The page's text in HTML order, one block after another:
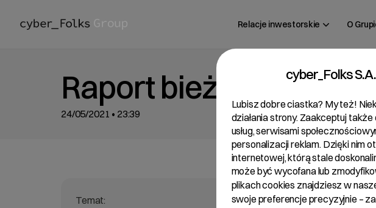
Relacje inwestorskie O
Raport bieżący 09/
24/05/2021 • 23:39
Temat:
cyber_Folks
Lubisz dobre ciastka? My też!
działania strony. Zaakceptuj
usług, serwisami
personalizacji reklam. Dzięki nim
internetowej, którą stale
może być wycofana lub
plikach cookies znajdziesz w
swoje preferencje precyzyjnie –